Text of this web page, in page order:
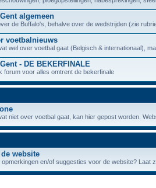
algemeen
de Buffalo's, behalve over de wedstrijden (zie
voetbalnieuws
wel over voetbal gaat (Belgisch & internationaal),
- DE BEKERFINALE
forum voor alles omtrent de bekerfinale
niet over voetbal gaat, kan hier gepost worden.
website
opmerkingen en/of suggesties voor de website? Laat